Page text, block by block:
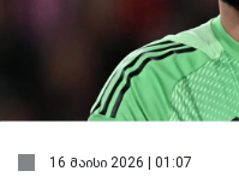
16 მაისი 2026 | 01:07